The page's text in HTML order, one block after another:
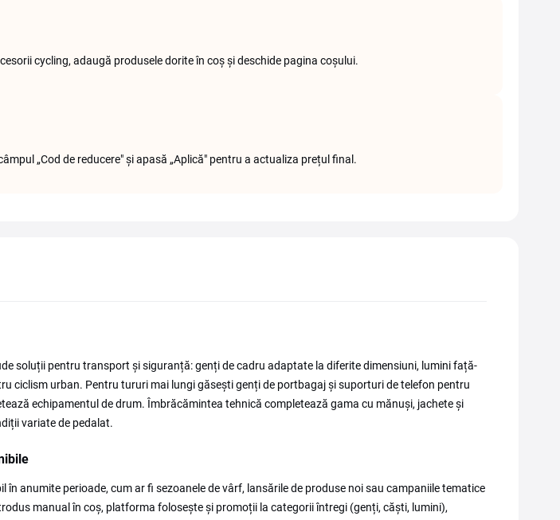
cycling, adaugă produsele dorite în coș și deschide pagina coșului.
„Cod de reducere" și apasă „Aplică" pentru a actualiza prețul final.
soluții pentru transport și siguranță: genți de cadru adaptate la diferite dimensiuni, lumini față-
ciclism urban. Pentru tururi mai lungi găsești genți de portbagaj și suporturi de telefon pentru
echipamentul de drum. Îmbrăcămintea tehnică completează gama cu mănuși, jachete și
variate de pedalat.
în anumite perioade, cum ar fi sezoanele de vârf, lansările de produse noi sau campaniile tematice
manual în coș, platforma folosește și promoții la categorii întregi (genți, căști, lumini),